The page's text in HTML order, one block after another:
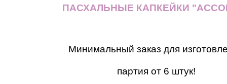
ПАСХАЛЬНЫЕ КАПКЕЙКИ
Минимальный заказ для
партия от 6 штук!